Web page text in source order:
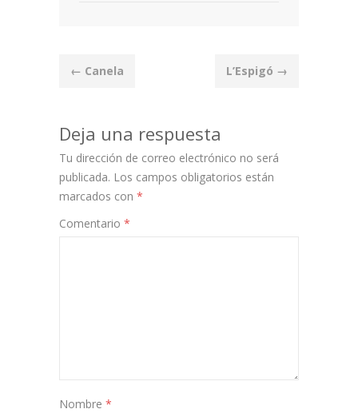
Post
← Canela L’Espigó →
Deja una respuesta
Tu dirección de correo electrónico no será
publicada. Los campos obligatorios están
marcados con *
Comentario *
Nombre *